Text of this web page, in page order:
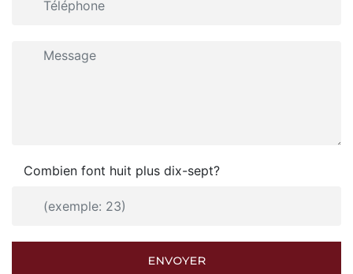
Combien font huit plus dix-sept?
ENVOYER